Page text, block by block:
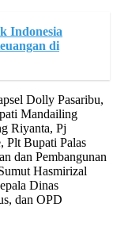
Indonesia
di
Dolly Pasaribu,
Mandailing
Riyanta, Pj
Plt Bupati Palas
dan Pembangunan
Hasmirizal
Dinas
dan OPD